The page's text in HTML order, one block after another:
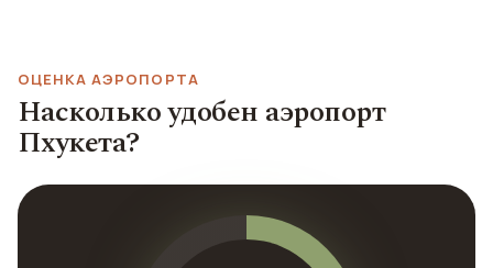
ОЦЕНКА АЭРОПОРТА
Насколько удобен аэропорт
Пхукета?